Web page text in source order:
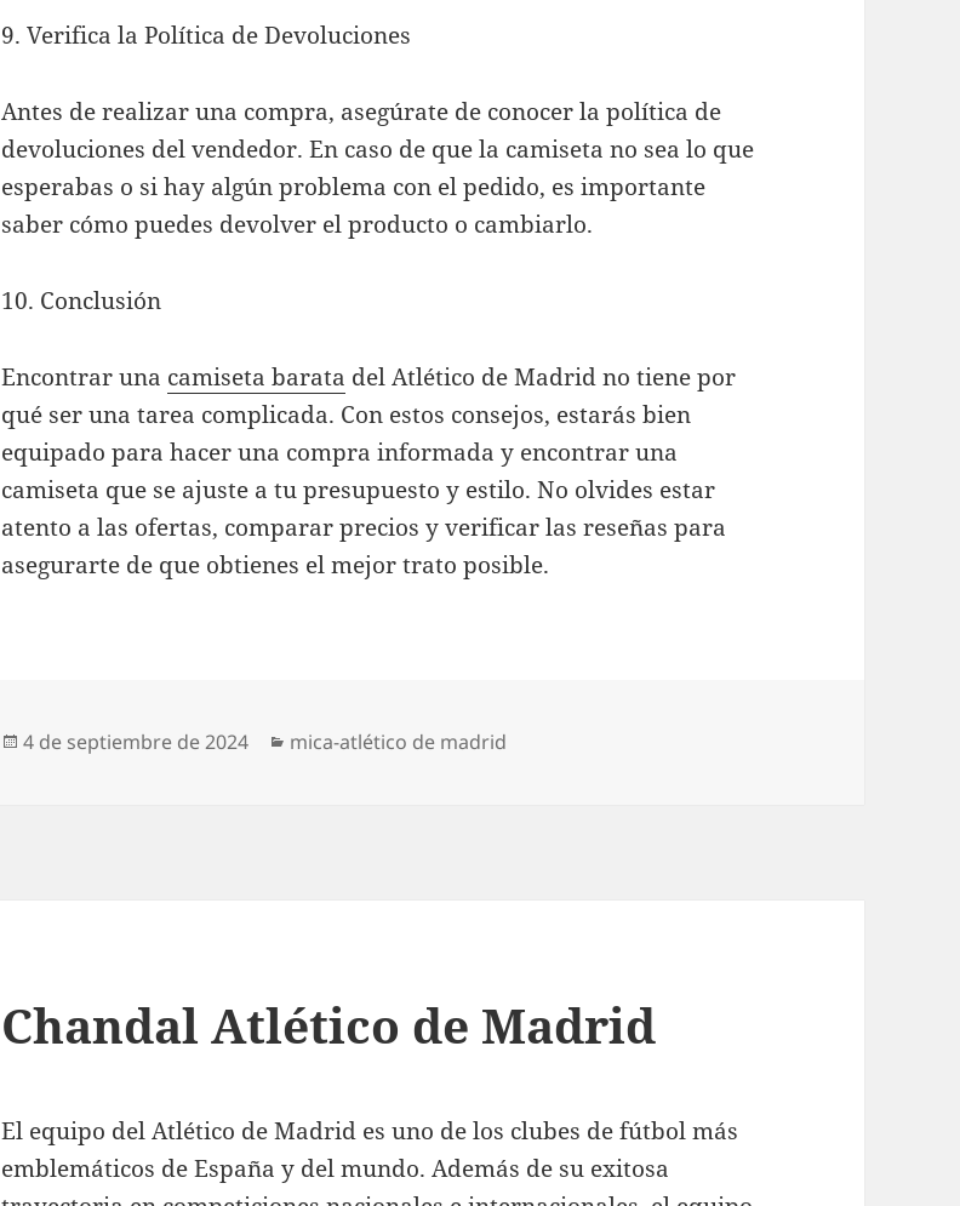
9. Verifica la Política de Devoluciones
Antes de realizar una compra, asegúrate de conocer la política de
devoluciones del vendedor. En caso de que la camiseta no sea lo que
esperabas o si hay algún problema con el pedido, es importante
saber cómo puedes devolver el producto o cambiarlo.
10. Conclusión
Encontrar una camiseta barata del Atlético de Madrid no tiene por
qué ser una tarea complicada. Con estos consejos, estarás bien
equipado para hacer una compra informada y encontrar una
camiseta que se ajuste a tu presupuesto y estilo. No olvides estar
atento a las ofertas, comparar precios y verificar las reseñas para
asegurarte de que obtienes el mejor trato posible.
Publicado
4 de septiembre de 2024 Categorías
mica-atlético de madrid
Chandal Atlético de Madrid
El equipo del Atlético de Madrid es uno de los clubes de fútbol más
emblemáticos de España y del mundo. Además de su exitosa